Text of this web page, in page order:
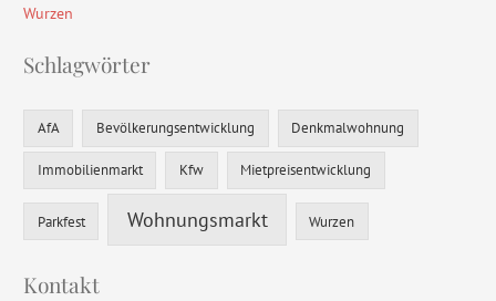
Wurzen
Schlagwörter
AfA Bevölkerungsentwicklung Denkmalwohnung
Immobilienmarkt Kfw Mietpreisentwicklung
Parkfest Wohnungsmarkt Wurzen
Kontakt